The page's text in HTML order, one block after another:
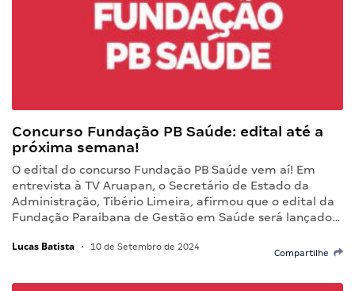
Concurso Fundação PB Saúde: edital até a
próxima semana!
O edital do concurso Fundação PB Saúde vem aí! Em
entrevista à TV Aruapan, o Secretário de Estado da
Administração, Tibério Limeira, afirmou que o edital da
Fundação Paraibana de Gestão em Saúde será lançado…
Lucas Batista • 10 de Setembro de 2024
Compartilhe